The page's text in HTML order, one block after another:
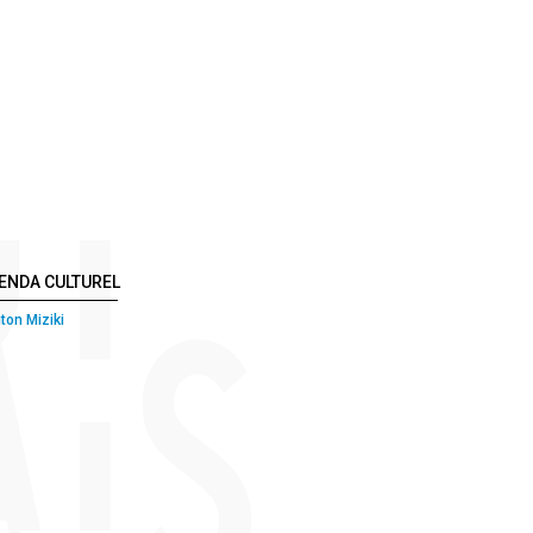
CULTUREL
Miziki